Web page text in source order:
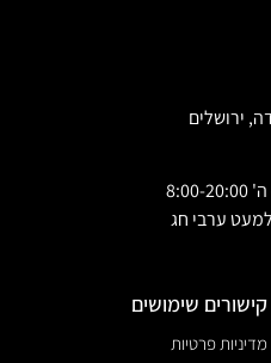
קישורים שימושים
מדיניות פרטיות